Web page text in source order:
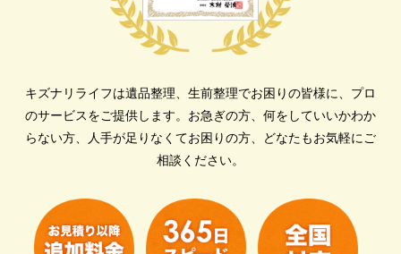
キズナリライフは遺品整理、生前整理でお困りの皆様に、プロ
のサービスをご提供します。 お急ぎの方、何をしていいかわか
らない方、人手が足りなくてお困りの方、どなたもお気軽にご
相談ください。